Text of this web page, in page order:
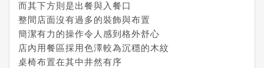
而其下方則是出餐與入餐口
整間店面沒有過多的裝飾與布置
簡潔有力的操作令人感到格外舒心
店內用餐區採用色澤較為沉穩的木紋
桌椅布置在其中井然有序